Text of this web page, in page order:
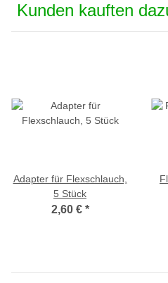
Kunden kauften
Adapter für Flexschlauch,
5 Stück
2,60 € *